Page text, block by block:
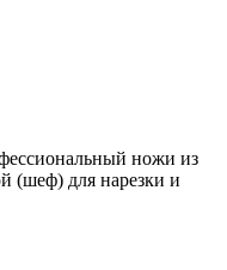
ножи из
(шеф) для нарезки и